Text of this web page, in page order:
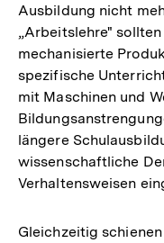
Ausbildung nicht
„Arbeitslehre"
mechanisierte
spezifische
mit Maschinen und
längere
wissenschaftliche
Verhaltensweisen
Gleichzeitig